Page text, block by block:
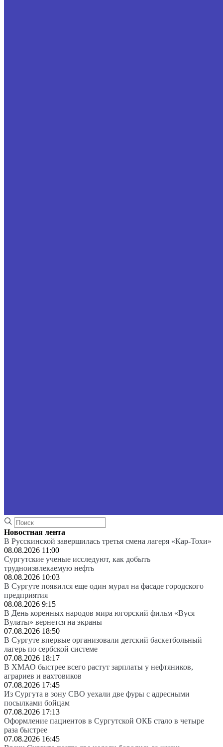
Новостная лента
В Русскинской завершилась третья смена лагеря «Кар-Тохи»
08.08.2026 11:00
Сургутские ученые исследуют, как добыть
трудноизвлекаемую нефть
08.08.2026 10:03
В Сургуте появился еще один мурал на фасаде городского
предприятия
08.08.2026 9:15
В День коренных народов мира югорский фильм «Вуся
Вулаты» вернется на экраны
07.08.2026 18:50
В Сургуте впервые организовали детский баскетбольный
лагерь по сербской системе
07.08.2026 18:17
В ХМАО быстрее всего растут зарплаты у нефтяников,
аграриев и вахтовиков
07.08.2026 17:45
Из Сургута в зону СВО уехали две фуры с адресными
посылками бойцам
07.08.2026 17:13
Оформление пациентов в Сургутской ОКБ стало в четыре
раза быстрее
07.08.2026 16:45